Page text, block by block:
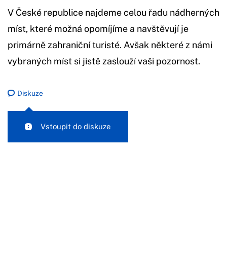
V České republice najdeme celou řadu nádherných
míst, které možná opomíjíme a navštěvují je
primárně zahraniční turisté. Avšak některé z námi
vybraných míst si jistě zaslouží vaši pozornost.
Diskuze
Vstoupit do diskuze